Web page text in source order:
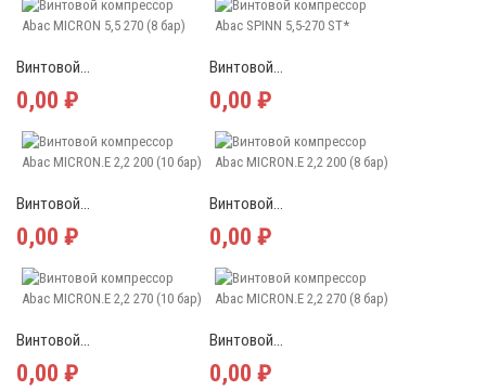
Винтовой...
0,00 ₽
Винтовой...
0,00 ₽
Винтовой...
0,00 ₽
Винтовой...
0,00 ₽
Винтовой...
0,00 ₽
Винтовой...
0,00 ₽